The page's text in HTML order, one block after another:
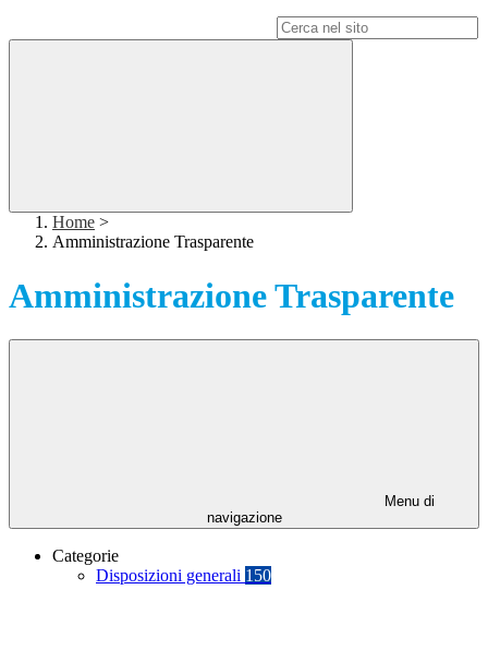
Home >
Amministrazione Trasparente
Amministrazione Trasparente
Menu di
navigazione
Categorie
Disposizioni generali 150